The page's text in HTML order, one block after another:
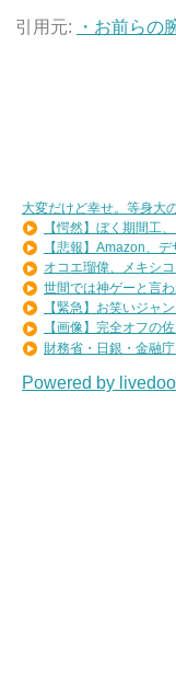
引用元:
・お前らの
大変だけど幸せ。等身大
【愕然】ぼく期間工
【悲報】Amazon、
オコエ瑠偉、メキシ
世間では神ゲーと言
【緊急】お笑いジャ
【画像】完全オフの
財務省・日銀・金融
Powered by